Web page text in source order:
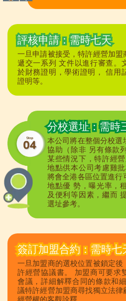
評核申請：需時七天
一旦申請被接受，特許經營加盟
遞交一系列 文件以進行審查。
於財務證明，學術證明， 信用
證明等。
分校選址：需時
本公司將在整個分校選
協助（除非 另有條款
某些情況下，特許經
地點供本公司考慮雞
將會全港各區位置進
地點優 勢，曝光率，
及便利等因素，繼而
選址參考。
簽訂加盟合約：需時七
一旦加盟商的選校位置被鎖定後
許經營協議書。 加盟商可要求
會議，詳細解釋合同的條款和
議特許經營加盟商尋找獨立法律